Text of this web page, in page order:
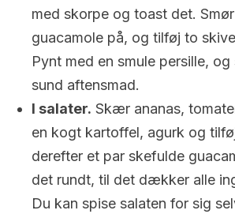
med skorpe og toast det.
guacamole på, og tilføj to
Pynt med en smule persille, og
sund aftensmad.
I salater. Skær ananas,
en kogt kartoffel, agurk og
derefter et par skefulde
det rundt, til det dækker alle
Du kan spise salaten for sig